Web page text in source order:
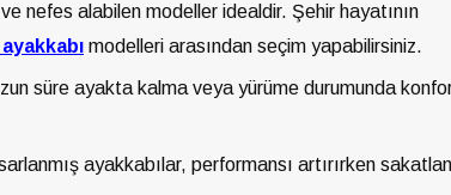
nefes alabilen modeller idealdir. Şehir hayatının
modelleri arasından seçim yapabilirsiniz.
süre ayakta kalma veya yürüme durumunda
ayakkabılar, performansı artırırken